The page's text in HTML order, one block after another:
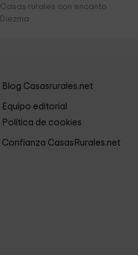
Casas rurales con encanto
Diezma
Blog Casasrurales.net
Equipo editorial
Política de cookies
Confianza CasasRurales.net